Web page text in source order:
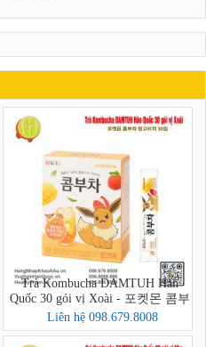
Trà Kombucha DAMTUH Hàn
Quốc 30 gói vị Xoài - 포켓몬 콤부
차 망고리치 30입
Liên hệ 098.679.8008